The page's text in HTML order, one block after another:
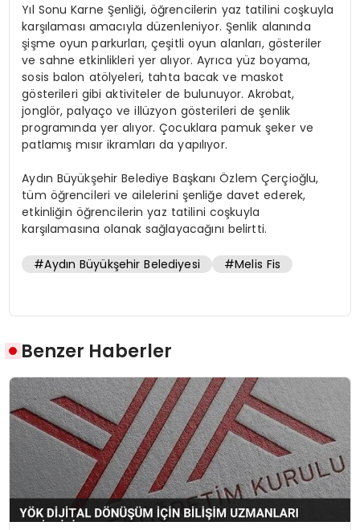
Yıl Sonu Karne Şenliği, öğrencilerin yaz tatilini coşkuyla
karşılaması amacıyla düzenleniyor. Şenlik alanında
şişme oyun parkurları, çeşitli oyun alanları, gösteriler
ve sahne etkinlikleri yer alıyor. Ayrıca yüz boyama,
sosis balon atölyeleri, tahta bacak ve maskot
gösterileri gibi aktiviteler de bulunuyor. Akrobat,
jonglör, palyaço ve illüzyon gösterileri de şenlik
programında yer alıyor. Çocuklara pamuk şeker ve
patlamış mısır ikramları da yapılıyor.
Aydın Büyükşehir Belediye Başkanı Özlem Çerçioğlu,
tüm öğrencileri ve ailelerini şenliğe davet ederek,
etkinliğin öğrencilerin yaz tatilini coşkuyla
karşılamasına olanak sağlayacağını belirtti.
#Aydın Büyükşehir Belediyesi #Melis Fis
Benzer Haberler